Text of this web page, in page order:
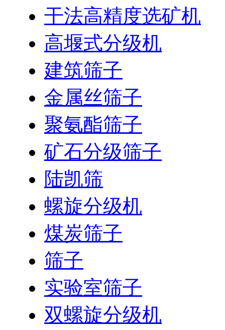
干法高精度选矿机
高堰式分级机
建筑筛子
金属丝筛子
聚氨酯筛子
矿石分级筛子
陆凯筛
螺旋分级机
煤炭筛子
筛子
实验室筛子
双螺旋分级机